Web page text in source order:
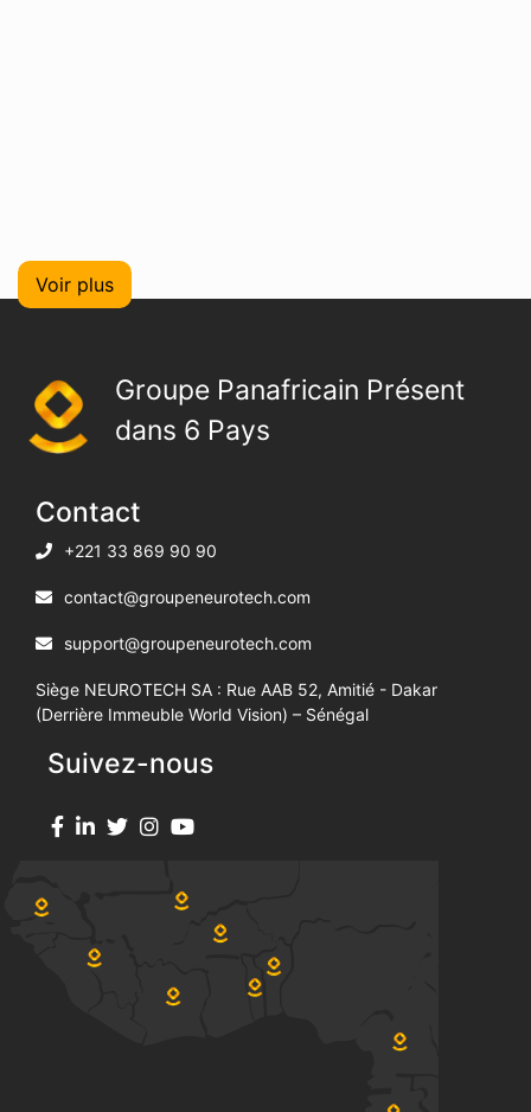
Voir plus
Groupe Panafricain Présent
dans 6 Pays
Contact
+221 33 869 90 90
contact@groupeneurotech.com
support@groupeneurotech.com
Siège NEUROTECH SA : Rue AAB 52, Amitié - Dakar
(Derrière Immeuble World Vision) – Sénégal
Suivez-nous